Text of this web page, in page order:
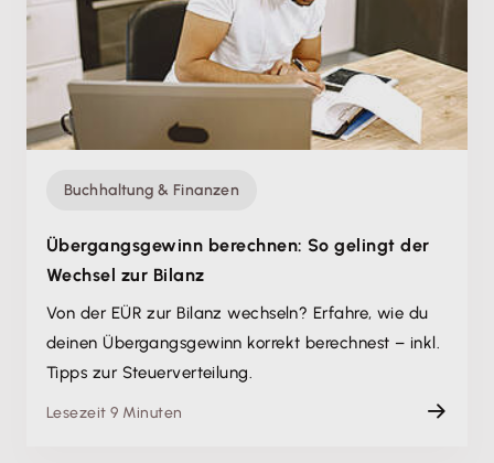
Buchhaltung & Finanzen
Übergangsgewinn berechnen: So gelingt der
Wechsel zur Bilanz
Von der EÜR zur Bilanz wechseln? Erfahre, wie du
deinen Übergangsgewinn korrekt berechnest – inkl.
Tipps zur Steuerverteilung.
Lesezeit 9 Minuten